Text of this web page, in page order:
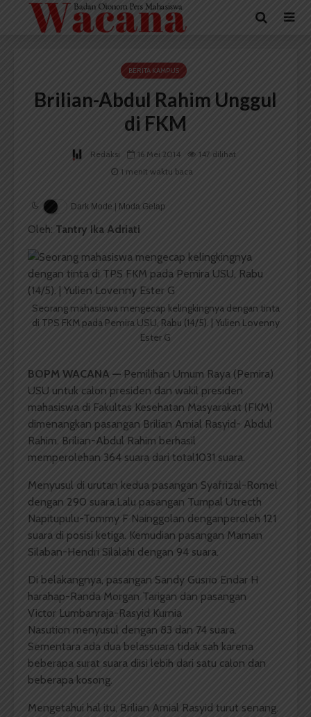
BERITA KAMPUS
Brilian-Abdul Rahim Unggul
di FKM
Redaksi 16 Mei 2014
147 dilihat
1 menit waktu baca
Dark Mode | Moda Gelap
Oleh: Tantry Ika Adriati
Seorang mahasiswa mengecap kelingkingnya dengan tinta
di TPS FKM pada Pemira USU, Rabu (14/5). | Yulien Lovenny
Ester G
BOPM WACANA — Pemilihan Umum Raya (Pemira)
USU untuk calon presiden dan wakil presiden
mahasiswa di Fakultas Kesehatan Masyarakat (FKM)
dimenangkan pasangan Brilian Amial Rasyid- Abdul
Rahim. Brilian-Abdul Rahim berhasil
memperolehan 364 suara dari total1031 suara.
Menyusul di urutan kedua pasangan Syafrizal-Romel
dengan 290 suara.Lalu pasangan Tumpal Utrecth
Napitupulu-Tommy F Nainggolan denganperoleh 121
suara di posisi ketiga. Kemudian pasangan Maman
Silaban-Hendri Silalahi dengan 94 suara.
Di belakangnya, pasangan Sandy Gusrio Endar H
harahap-Randa Morgan Tarigan dan pasangan
Victor Lumbanraja-Rasyid Kurnia
Nasution menyusul dengan 83 dan 74 suara.
Sementara ada dua belassuara tidak sah karena
beberapa surat suara diisi lebih dari satu calon dan
beberapa kosong.
Mengetahui hal itu, Brilian Amial Rasyid turut senang.